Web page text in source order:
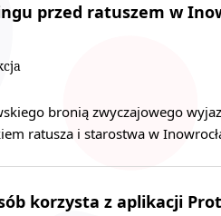
przed ratuszem w
bronią zwyczajowego
ratusza i starostwa w
korzysta z aplikacji